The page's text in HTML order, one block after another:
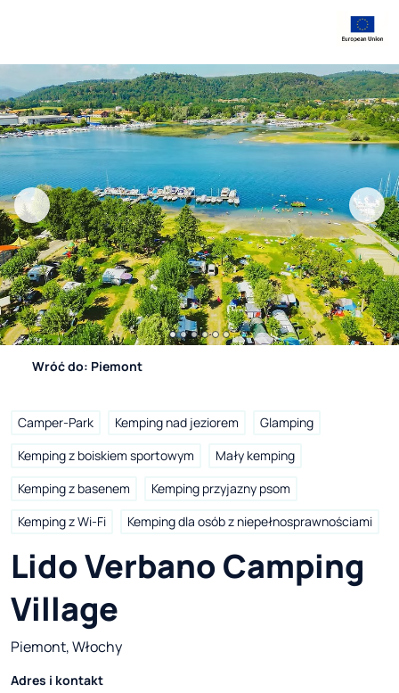
Wróć do: Piemont
Camper-Park Kemping nad jeziorem
Glamping
Kemping z boiskiem sportowym
Mały kemping
Kemping z basenem
Kemping przyjazny psom
Kemping z Wi-Fi
Kemping dla osób z niepełnosprawnościami
Lido Verbano Camping
Village
Piemont, Włochy
Adres i kontakt